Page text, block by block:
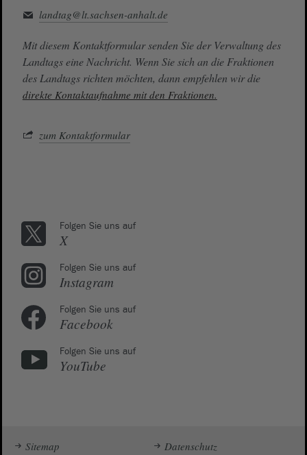
landtag@lt.sachsen-anhalt.de
Mit diesem Kontaktformular senden Sie der Verwaltung des
Landtags eine Nachricht. Wenn Sie sich an die Fraktionen
des Landtags richten möchten, dann empfehlen wir die
direkte Kontaktaufnahme mit den Fraktionen.
zum Kontaktformular
Folgen Sie uns auf
X
Folgen Sie uns auf
Instagram
Folgen Sie uns auf
Facebook
Folgen Sie uns auf
YouTube
Sitemap Datenschutz